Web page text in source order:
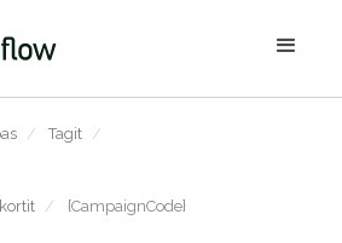
/ Tagit /
/ {CampaignCode}